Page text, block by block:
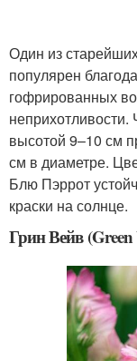
Один из
популярен
гофрированных
высотой 9–10 см
см в диаметре.
Блю Пэррот
краски на солнце.
Грин Вейв (Green